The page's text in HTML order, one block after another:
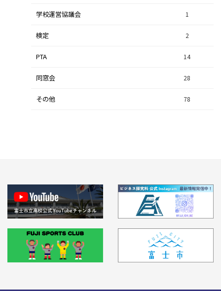
集中研修（ビジネス探究科） 56
集中研修（総合探究科） 37
学校運営協議会 1
検定 2
PTA 14
同窓会 28
その他 78